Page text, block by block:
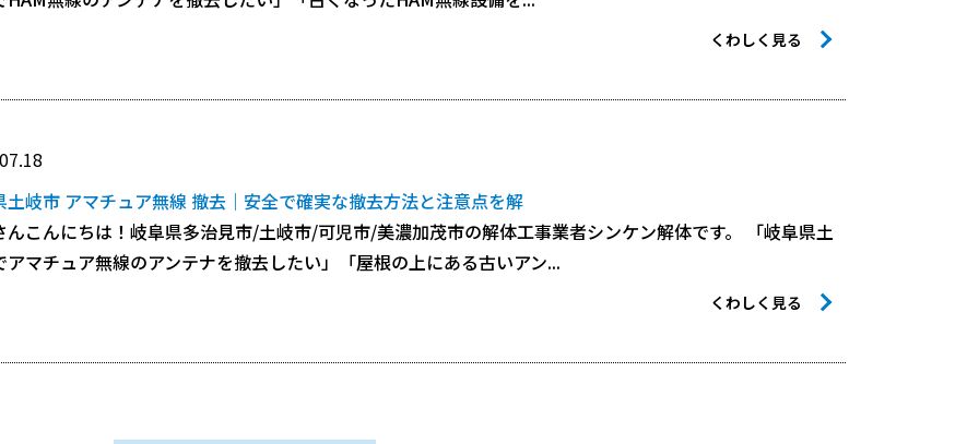
くわしく見る
土岐市 アマチュア無線 撤去｜安全で確実な撤去方法と注意点を解
んこんにちは！岐阜県多治見市/土岐市/可児市/美濃加茂市の解体工事業者シンケン解体です。 「岐阜県土
アマチュア無線のアンテナを撤去したい」「屋根の上にある古いアン...
くわしく見る